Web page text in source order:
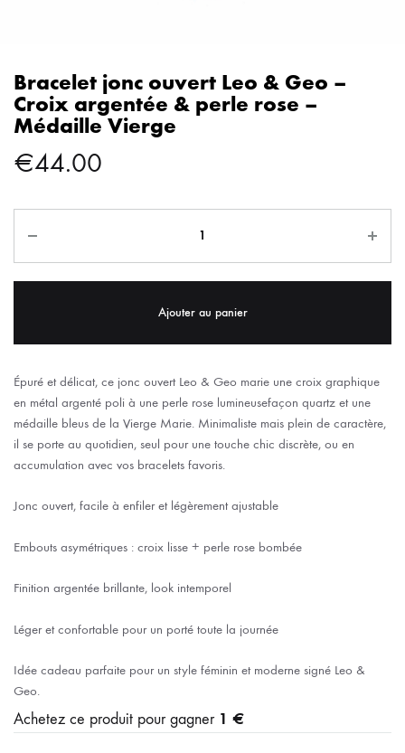
Bracelet jonc ouvert Leo & Geo –
Croix argentée & perle rose –
Médaille Vierge
€44.00
Ajouter au panier
Épuré et délicat, ce jonc ouvert Leo & Geo marie une croix graphique
en métal argenté poli à une perle rose lumineusefaçon quartz et une
médaille bleus de la Vierge Marie. Minimaliste mais plein de caractère,
il se porte au quotidien, seul pour une touche chic discrète, ou en
accumulation avec vos bracelets favoris.
Jonc ouvert, facile à enfiler et légèrement ajustable
Embouts asymétriques : croix lisse + perle rose bombée
Finition argentée brillante, look intemporel
Léger et confortable pour un porté toute la journée
Idée cadeau parfaite pour un style féminin et moderne signé Leo &
Geo.
Achetez ce produit pour gagner 1 €